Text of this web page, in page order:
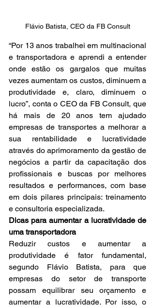
Flávio Batista, CEO da FB Consult
“Por 13 anos trabalhei em multinacional
e transportadora e aprendi a entender
onde estão os gargalos que muitas
vezes aumentam os custos, diminuem a
produtividade e, claro, diminuem o
lucro”, conta o CEO da FB Consult, que
há mais de 20 anos tem ajudado
empresas de transportes a melhorar a
sua rentabilidade e lucratividade
através do aprimoramento da gestão de
negócios a partir da capacitação dos
profissionais e buscas por melhores
resultados e performances, com base
em dois pilares principais: treinamento
e consultoria especializada.
Dicas para aumentar a lucratividade de
uma transportadora
Reduzir custos e aumentar a
produtividade é fator fundamental,
segundo Flávio Batista, para que
empresas do setor de transporte
possam equilibrar seu orçamento e
aumentar a lucratividade. Por isso, o